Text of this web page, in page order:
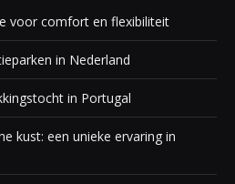
voor comfort en flexibiliteit
in Nederland
in Portugal
kust: een unieke ervaring in